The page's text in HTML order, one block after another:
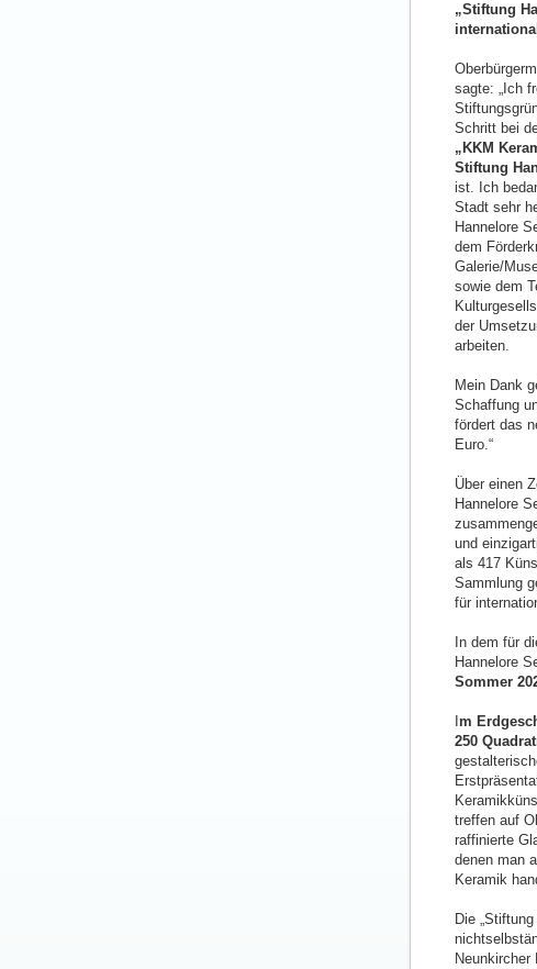
„Stiftung
sagte: „Ich
Schritt bei
„KKM
Stiftung
ist. Ich
Stadt sehr
Hannelore
dem
Galerie/
sowie dem
der
arbeiten.
Mein Dank
Schaffung
fördert das
Euro.“
Über einen
Hannelore
und
als 417
Sammlung
für
In dem für
Hannelore
Sommer
m
250
treffen auf
raffinierte
denen man
Keramik
Die